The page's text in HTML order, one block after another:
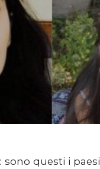
: sono questi i